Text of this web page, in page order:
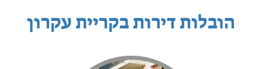
הובלות דירות בקריית עקרון